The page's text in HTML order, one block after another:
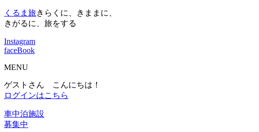
くるま旅きらくに、きままに、
きがるに、旅をする
Instagram
faceBook
MENU
ゲストさん こんにちは！
ログインはこちら
車中泊施設
募集中